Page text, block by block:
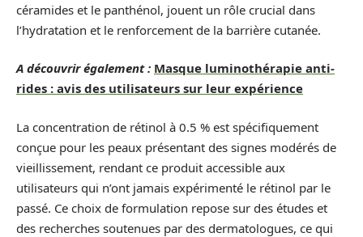
céramides et le panthénol, jouent un rôle crucial dans
l’hydratation et le renforcement de la barrière cutanée.
A découvrir également : Masque luminothérapie anti-
rides : avis des utilisateurs sur leur expérience
La concentration de rétinol à 0.5 % est spécifiquement
conçue pour les peaux présentant des signes modérés de
vieillissement, rendant ce produit accessible aux
utilisateurs qui n’ont jamais expérimenté le rétinol par le
passé. Ce choix de formulation repose sur des études et
des recherches soutenues par des dermatologues, ce qui